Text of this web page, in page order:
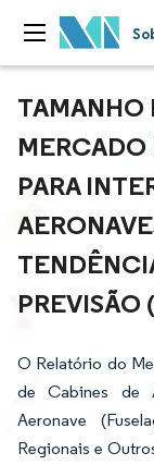
TAMANHO
MERCADO
PARA
PREVISÃO
O Relatório do
de Cabines de
Aeronave
Regionais e